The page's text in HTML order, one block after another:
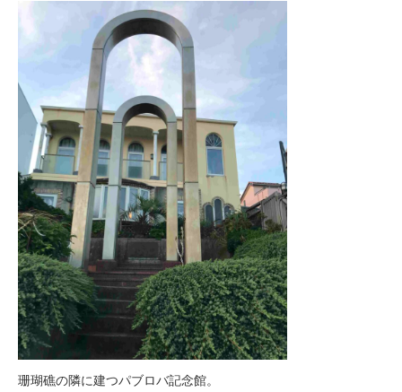
珊瑚礁の隣に建つパブロバ記念館。